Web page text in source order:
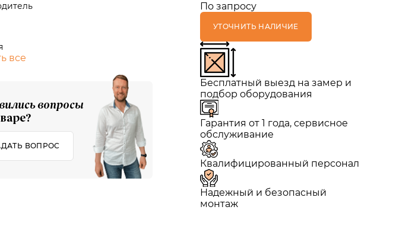
все
вопросы
ВОПРОС
По запросу
УТОЧНИТЬ НАЛИЧИЕ
Бесплатный выезд на замер и
подбор оборудования
Гарантия от 1 года, сервисное
обслуживание
Квалифицированный персонал
Надежный и безопасный
монтаж